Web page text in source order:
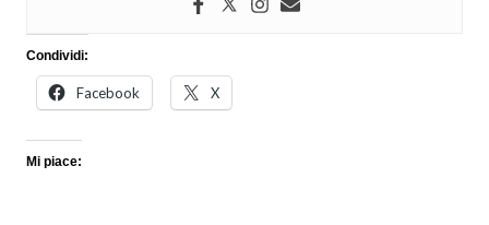
Condividi:
Facebook X
Mi piace: